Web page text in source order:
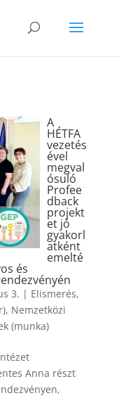
A
HÉTFA
vezetés
ével
megval
ósuló
Profee
dback
projekt
et jó
gyakorl
atként
emelté
és
3. | Elismerés,
, Nemzetközi
(munka)
Anna részt